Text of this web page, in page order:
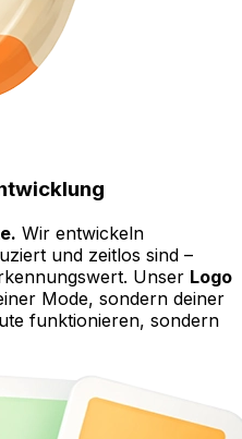
Wir entwickeln
und zeitlos sind –
Unser Logo
Mode, sondern deiner
funktionieren, sondern